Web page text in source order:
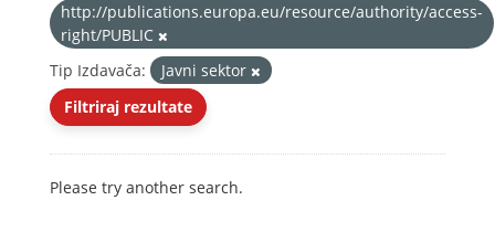
http://publications.europa.eu/resource/authority/access-
right/PUBLIC
Tip Izdavača:
Javni sektor
Filtriraj rezultate
Please try another search.